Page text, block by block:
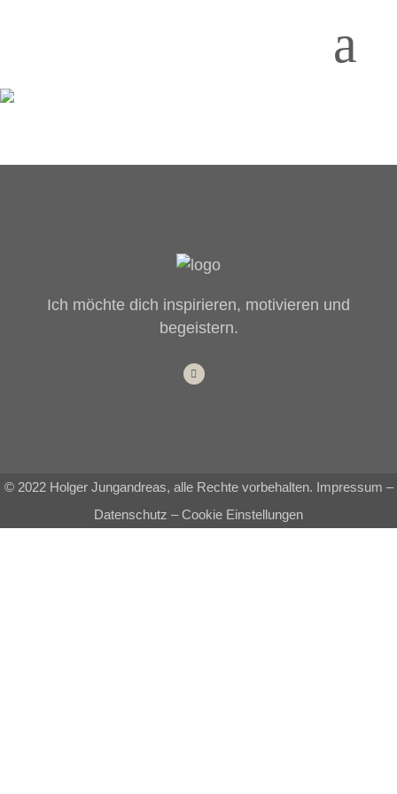
Ich möchte dich inspirieren, motivieren und
begeistern.
© 2022 Holger Jungandreas, alle Rechte vorbehalten. Impressum –
Datenschutz –Cookie Einstellungen